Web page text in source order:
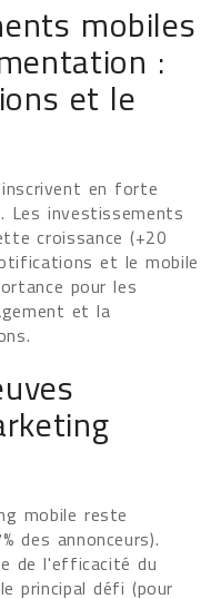
mobiles
:
et le
en forte
Les investissements
croissance (+20
et le mobile
pour les
et la
mobile reste
des annonceurs).
de l'efficacité du
principal défi (pour